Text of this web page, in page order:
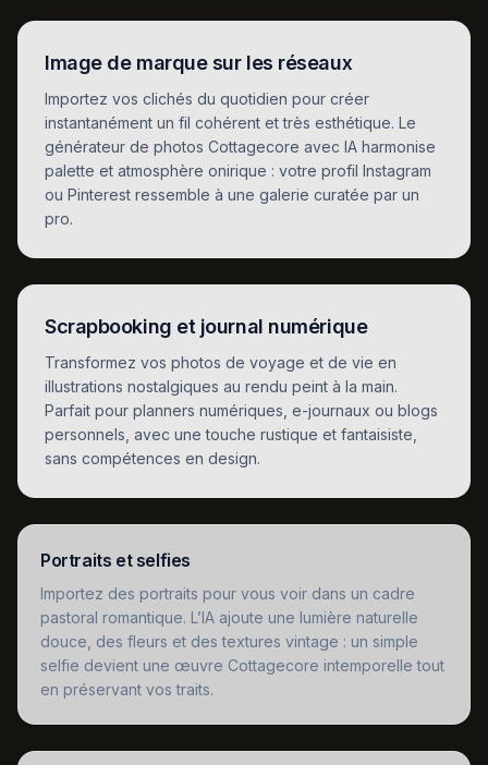
Image de marque sur les réseaux
Importez vos clichés du quotidien pour créer
instantanément un fil cohérent et très esthétique. Le
générateur de photos Cottagecore avec IA harmonise
palette et atmosphère onirique : votre profil Instagram
ou Pinterest ressemble à une galerie curatée par un
pro.
Scrapbooking et journal numérique
Transformez vos photos de voyage et de vie en
illustrations nostalgiques au rendu peint à la main.
Parfait pour planners numériques, e-journaux ou blogs
personnels, avec une touche rustique et fantaisiste,
sans compétences en design.
Portraits et selfies
Importez des portraits pour vous voir dans un cadre
pastoral romantique. L’IA ajoute une lumière naturelle
douce, des fleurs et des textures vintage : un simple
selfie devient une œuvre Cottagecore intemporelle tout
en préservant vos traits.